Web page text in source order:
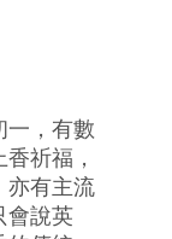
一，有數
祈福，
亦有主流
會說英